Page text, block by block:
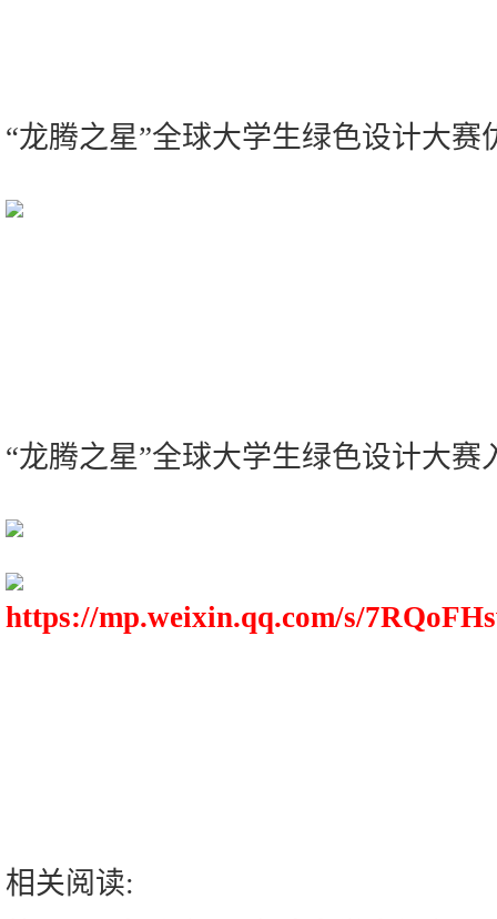
“龙腾之星”全球大学生绿色设计大赛
“龙腾之星”全球大学生绿色设计大赛
https://mp.weixin.qq.com/s/
相关阅读: